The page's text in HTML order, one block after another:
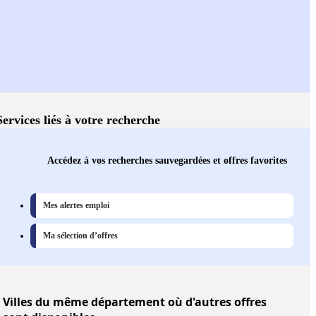
liés à votre recherche
Accédez à vos recherches sauvegardées et offres favorites
Mes alertes emploi
Ma sélection d’offres
Villesdu même département où d'autres offres